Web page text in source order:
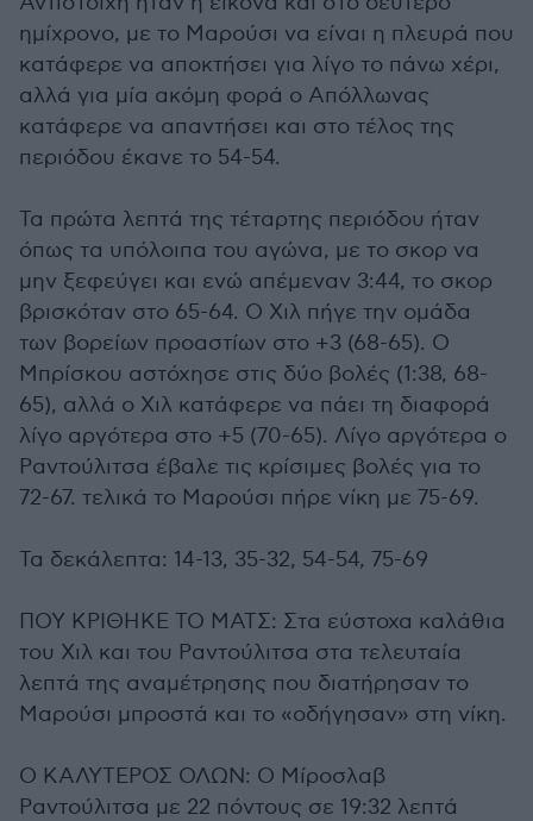
ημίχρονο, με το Μαρούσι να είναι η πλευρά που
κατάφερε να αποκτήσει για λίγο το πάνω χέρι,
αλλά για μία ακόμη φορά ο Απόλλωνας
κατάφερε να απαντήσει και στο τέλος της
περιόδου έκανε το 54-54.
Τα πρώτα λεπτά της τέταρτης περιόδου ήταν
όπως τα υπόλοιπα του αγώνα, με το σκορ να
μην ξεφεύγει και ενώ απέμεναν 3:44, το σκορ
βρισκόταν στο 65-64. Ο Χιλ πήγε την ομάδα
των βορείων προαστίων στο +3 (68-65). Ο
Μπρίσκου αστόχησε στις δύο βολές (1:38, 68-
65), αλλά ο Χιλ κατάφερε να πάει τη διαφορά
λίγο αργότερα στο +5 (70-65). Λίγο αργότερα ο
Ραντούλιτσα έβαλε τις κρίσιμες βολές για το
72-67. τελικά το Μαρούσι πήρε νίκη με 75-69.
Τα δεκάλεπτα: 14-13, 35-32, 54-54, 75-69
ΠΟΥ ΚΡΙΘΗΚΕ ΤΟ ΜΑΤΣ: Στα εύστοχα καλάθια
του Χιλ και του Ραντούλιτσα στα τελευταία
λεπτά της αναμέτρησης που διατήρησαν το
Μαρούσι μπροστά και το «οδήγησαν» στη νίκη.
Ο ΚΑΛΥΤΕΡΟΣ ΟΛΩΝ: Ο Μίροσλαβ
Ραντούλιτσα με 22 πόντους σε 19:32 λεπτά